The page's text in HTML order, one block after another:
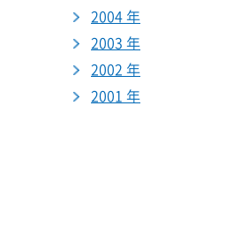
2004 年
2003 年
2002 年
2001 年